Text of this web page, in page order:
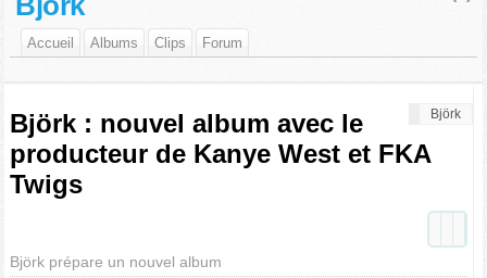
Accueil Albums Clips Forum
Björk
Björk : nouvel album avec le
producteur de Kanye West et FKA
Twigs
Björk prépare un nouvel album